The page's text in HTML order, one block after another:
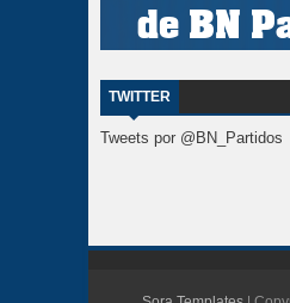
TWITTER
Tweets por @BN_Partidos